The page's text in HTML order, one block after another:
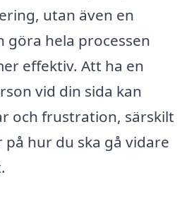
utan även en
göra hela processen
effektiv. Att ha en
vid din sida kan
och frustration, särskilt
på hur du ska gå vidare